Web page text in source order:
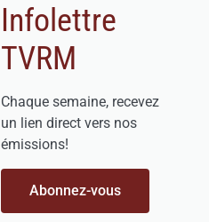
Infolettre
TVRM
Chaque semaine, recevez
un lien direct vers nos
émissions!
Abonnez-vous